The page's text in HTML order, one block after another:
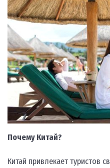
Почему Китай?
Китай привлекает туристов